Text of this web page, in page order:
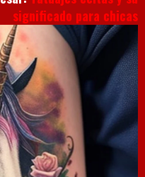
significado para chicas